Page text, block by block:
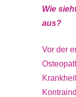
Wie
aus?
Vor der